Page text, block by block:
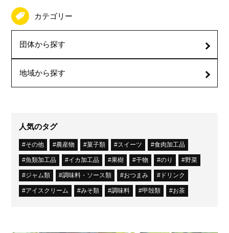
カテゴリー
団体から探す
地域から探す
人気のタグ
その他 農産物 菓子類 スイーツ 食肉加工品
魚類加工品 イカ加工品 果樹 干物 のり 野菜
ジャム類 調味料・ソース類 おつまみ ドリンク
アイスクリーム みそ類 調味料 甲殻類 お茶